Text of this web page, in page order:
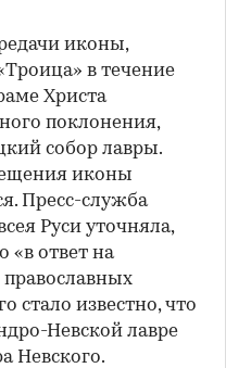
иконы,
в течение
Христа
поклонения,
собор лавры.
иконы
Пресс-служба
Руси уточняла,
«в ответ на
стало известно, что
Невской лавре
Невского.